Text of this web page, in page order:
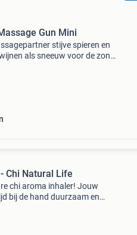
Gun Mini
stijve spieren en
als sneeuw voor de zon
Chi Natural Life
chi aroma inhaler! Jouw
bij de hand duurzaam en